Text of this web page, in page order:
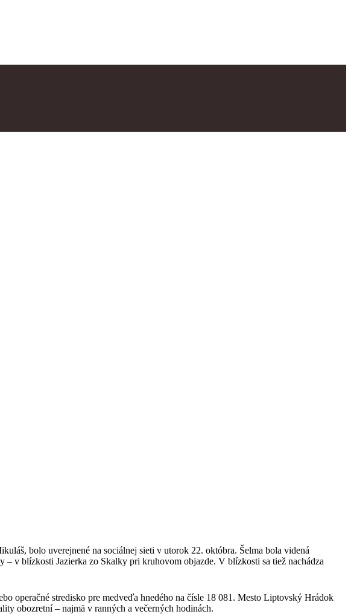
bolo uverejnené na sociálnej sieti v utorok 22. októbra. Šelma bola videná
v blízkosti Jazierka zo Skalky pri kruhovom objazde. V blízkosti sa tiež nachádza
operačné stredisko pre medveďa hnedého na čísle 18 081. Mesto Liptovský Hrádok
obozretní – najmä v ranných a večerných hodinách.